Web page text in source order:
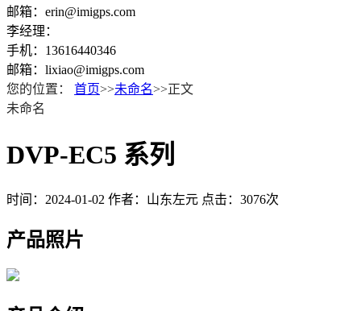
邮箱：erin@imigps.com
李经理：
手机：13616440346
邮箱：lixiao@imigps.com
您的位置：
首页>>未命名>>正文
未命名
DVP-EC5 系列
时间：2024-01-02 作者：山东左元 点击：3076次
产品照片